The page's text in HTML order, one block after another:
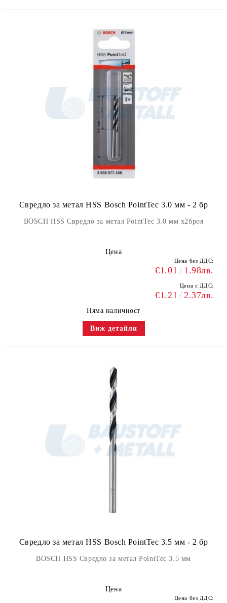
Свредло за метал HSS Bosch PointTec 3.0 мм - 2 бр
BOSCH HSS Свредло за метал PointTec 3.0 мм x2броя
Цена
Цена без ДДС:
€1.01 1.98лв.
Цена с ДДС:
€1.21 2.37лв.
Няма наличност
Виж детайли
Свредло за метал HSS Bosch PointTec 3.5 мм - 2 бр
BOSCH HSS Свредло за метал PointTec 3.5 мм
Цена
Цена без ДДС: